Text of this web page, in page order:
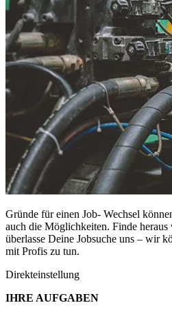
Gründe für einen Job- Wechsel
auch die Möglichkeiten. Finde heraus
überlasse Deine Jobsuche uns – wir
mit Profis zu tun.
Direkteinstellung
IHRE AUFGABEN